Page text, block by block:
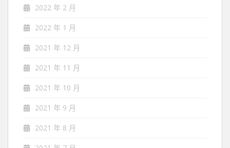
2022 年 2 月
2022 年 1 月
2021 年 12 月
2021 年 11 月
2021 年 10 月
2021 年 9 月
2021 年 8 月